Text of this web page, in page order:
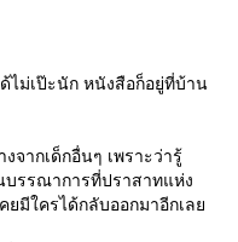
ไม่เป๊ะนัก หนังสือก็อยู่ที่บ้าน
จากเด็กอื่นๆ เพราะว่ารู้
บรรณาการที่ปราสาทแห่ง
ยมีใครได้กลับออกมาอีกเล